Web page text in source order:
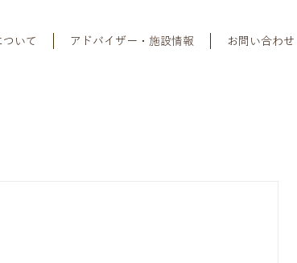
ついて アドバイザー・施設情報 お問い合わせ